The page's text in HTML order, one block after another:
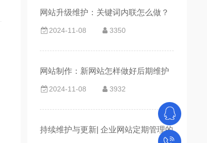
网站升级维护：关键词内联怎么做？
2024-11-08 3350
网站制作：新网站怎样做好后期维护
2024-11-08 3932
持续维护与更新| 企业网站定期管理的